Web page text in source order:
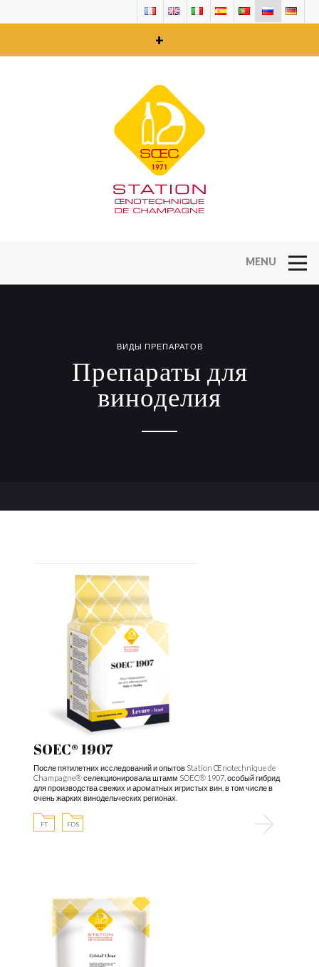
+
ВИДЫ ПРЕПАРАТОВ
Препараты для
виноделия
SOEC® 1907
После пятилетних исследований и опытов Station Œnotechnique de
Champagne® селекционировала штамм SOEC® 1907, особый гибрид
для производства свежих и ароматных игристых вин, в том числе в
очень жарких винодельческих регионах.
FT FDS